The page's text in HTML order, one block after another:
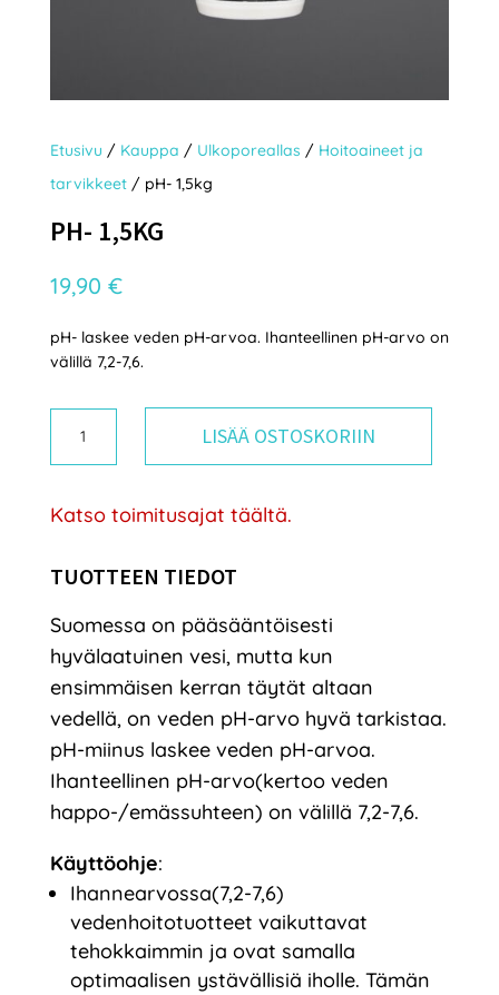
Etusivu / Kauppa / Ulkoporeallas / Hoitoaineet ja
tarvikkeet/ pH- 1,5kg
PH- 1,5KG
19,90 €
pH- laskee veden pH-arvoa. Ihanteellinen pH-arvo on
välillä 7,2-7,6.
LISÄÄ OSTOSKORIIN
Katso toimitusajat täältä.
TUOTTEEN TIEDOT
Suomessa on pääsääntöisesti
hyvälaatuinen vesi, mutta kun
ensimmäisen kerran täytät altaan
vedellä, on veden pH-arvo hyvä tarkistaa.
pH-miinus laskee veden pH-arvoa.
Ihanteellinen pH-arvo(kertoo veden
happo-/emässuhteen) on välillä 7,2-7,6.
Käyttöohje:
Ihannearvossa(7,2-7,6)
vedenhoitotuotteet vaikuttavat
tehokkaimmin ja ovat samalla
optimaalisen ystävällisiä iholle. Tämän